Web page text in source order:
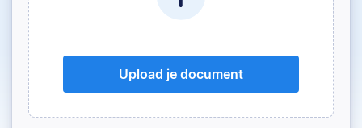
Upload je document